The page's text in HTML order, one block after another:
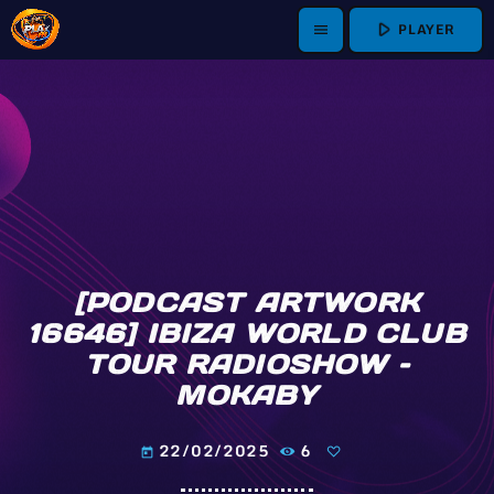
menu play_arrow PLAYER
[PODCAST ARTWORK
16646] IBIZA WORLD CLUB
TOUR RADIOSHOW –
MOKABY
today 22/02/2025 6